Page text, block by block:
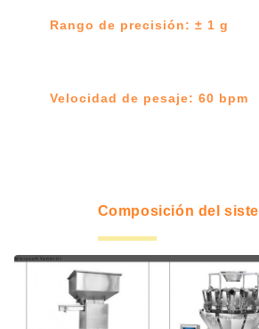
Rango de precisión: ± 1 g
Velocidad de pesaje: 60 bpm
Composición del